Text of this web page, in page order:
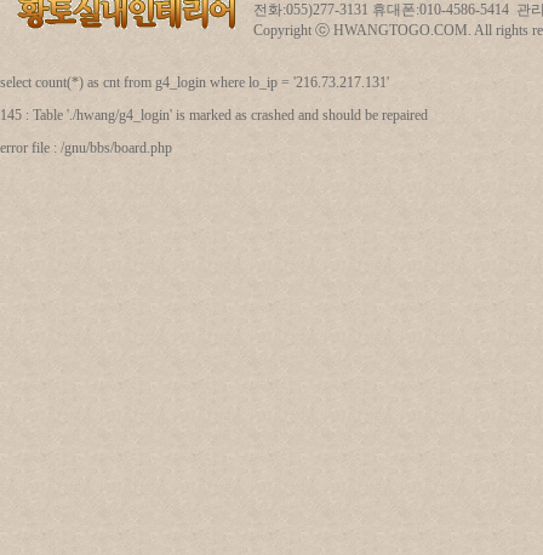
전화:055)277-3131 휴대폰:010-4586-5414 관
Copyright ⓒ HWANGTOGO.COM. All rights
select count(*) as cnt from g4_login where lo_ip = '216.73.217.131'
145 : Table './hwang/g4_login' is marked as crashed and should be repaired
error file : /gnu/bbs/board.php